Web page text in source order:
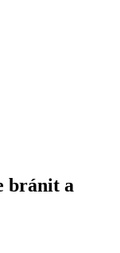
bránit a